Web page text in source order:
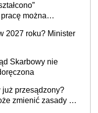
można
wyjściem
2027 roku? Minister
Skarbowy nie
już przesądzony?
zmienić zasady gry